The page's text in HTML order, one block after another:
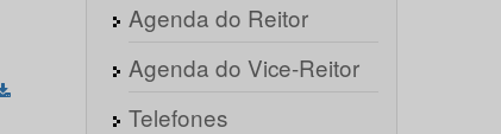
Agenda do Reitor
Agenda do Vice-Reitor
Telefones